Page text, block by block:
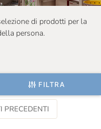
di prodotti per la
persona.
FILTRA
PRECEDENTI